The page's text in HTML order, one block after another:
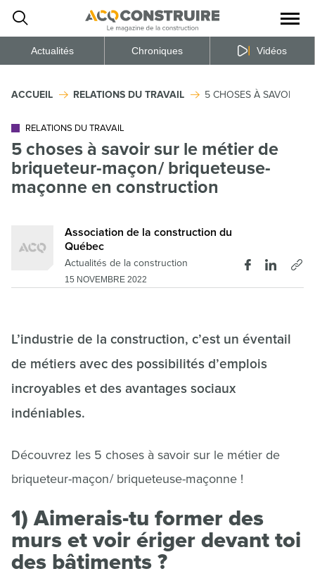
la
du
Actualités Chroniques Vidéos
ACCUEIL RELATIONS DU TRAVAIL 5 CHOSES À SAVOIR
RELATIONS DU TRAVAIL
5 choses à savoir sur le métier de
briqueteur-maçon / briqueteuse-
maçonne en construction
Association de la construction du
Québec
Actualités de la construction
15 NOVEMBRE 2022
L’industrie de la construction, c’est un éventail
de métiers avec des possibilités d’emplois
incroyables et des avantages sociaux
indéniables.
Découvrez les 5 choses à savoir sur le métier de
briqueteur-maçon / briqueteuse-maçonne !
1) Aimerais-tu former des
murs et voir ériger devant toi
des bâtiments ?